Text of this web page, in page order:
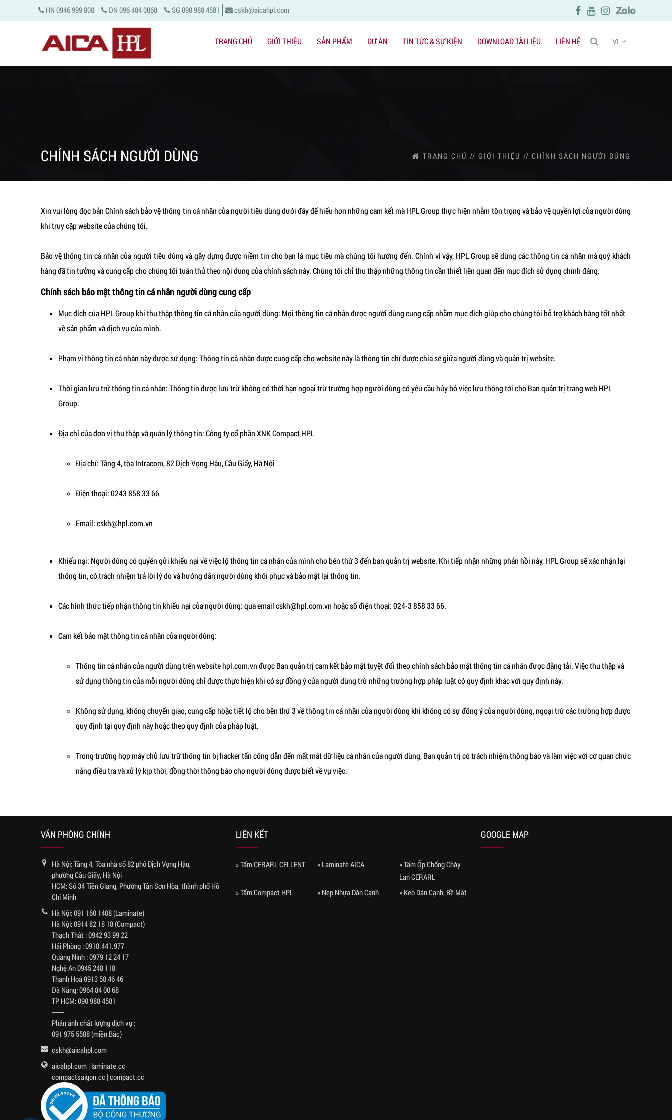
HN 0946 999 808 | ĐN 096 484 0068 | SG 090 988 4581 cskh@aicahpl.com
TRANG CHỦ GIỚI THIỆU SẢN PHẨM DỰ ÁN TIN TỨC & SỰ KIỆN DOWNLOAD TÀI LIỆU LIÊN HỆ VI
CHÍNH SÁCH NGƯỜI DÙNG TRANG CHỦ //GIỚI THIỆU//CHÍNH SÁCH NGƯỜI DÙNG
Xin vui lòng đọc bản Chính sách bảo vệ thông tin cá nhân của người tiêu dùng dưới đây để hiểu hơn những cam kết mà HPL Group thực hiện nhằm tôn trọng và bảo vệ quyền lợi của người dùng
khi truy cập website của chúng tôi.
Bảo vệ thông tin cá nhân của người tiêu dùng và gây dựng được niềm tin cho bạn là mục tiêu mà chúng tôi hướng đến. Chính vì vậy, HPL Group sẽ dùng các thông tin cá nhân mà quý khách
hàng đã tin tưởng và cung cấp cho chúng tôi tuân thủ theo nội dung của chính sách này. Chúng tôi chỉ thu thập những thông tin cần thiết liên quan đến mục đích sử dụng chính đáng.
Chính sách bảo mật thông tin cá nhân người dùng cung cấp
Mục đích của HPL Group khi thu thập thông tin cá nhân của người dùng: Mọi thông tin cá nhân được người dùng cung cấp nhằm mục đích giúp cho chúng tôi hỗ trợ khách hàng tốt nhất
về sản phẩm và dịch vụ của mình.
Phạm vi thông tin cá nhân này được sử dụng: Thông tin cá nhân được cung cấp cho website này là thông tin chỉ được chia sẻ giữa người dùng và quản trị website.
Thời gian lưu trữ thông tin cá nhân: Thông tin được lưu trữ không có thời hạn ngoại trừ trường hợp người dùng có yêu cầu hủy bỏ việc lưu thông tới cho Ban quản trị trang web HPL
Group.
Địa chỉ của đơn vị thu thập và quản lý thông tin: Công ty cổ phần XNK Compact HPL
Địa chỉ: Tầng 4, tòa Intracom, 82 Dịch Vọng Hậu, Cầu Giấy, Hà Nội
Điện thoại: 0243 858 33 66
Email: cskh@hpl.com.vn
Khiếu nại: Người dùng có quyền gửi khiếu nại về việc lộ thông tin cá nhân của mình cho bên thứ 3 đến ban quản trị website. Khi tiếp nhận những phản hồi này, HPL Group sẽ xác nhận lại
thông tin, có trách nhiệm trả lời lý do và hướng dẫn người dùng khôi phục và bảo mật lại thông tin.
Các hình thức tiếp nhận thông tin khiếu nại của người dùng: qua email cskh@hpl.com.vn hoặc số điện thoại: 024-3 858 33 66.
Cam kết bảo mật thông tin cá nhân của người dùng:
Thông tin cá nhân của người dùng trên website hpl.com.vn được Ban quản trị cam kết bảo mật tuyệt đối theo chính sách bảo mật thông tin cá nhân được đăng tải. Việc thu thập và
sử dụng thông tin của mỗi người dùng chỉ được thực hiện khi có sự đồng ý của người dùng trừ những trường hợp pháp luật có quy định khác với quy định này.
Không sử dụng, không chuyển giao, cung cấp hoặc tiết lộ cho bên thứ 3 về thông tin cá nhân của người dùng khi không có sự đồng ý của người dùng, ngoại trừ các trường hợp được
quy định tại quy định này hoặc theo quy định của pháp luật.
Trong trường hợp máy chủ lưu trữ thông tin bị hacker tấn công dẫn đến mất mát dữ liệu cá nhân của người dùng, Ban quản trị có trách nhiệm thông báo và làm việc với cơ quan chức
năng điều tra và xử lý kịp thời, đồng thời thông báo cho người dùng được biết về vụ việc.
VĂN PHÒNG CHÍNH
Hà Nội: Tầng 4, Tòa nhà số 82 phố Dịch Vọng Hậu,
phường Cầu Giấy, Hà Nội
HCM: Số 34 Tiền Giang, Phường Tân Sơn Hòa, thành phố Hồ
Chí Minh
Hà Nội:091 160 1408 (Laminate)
Hà Nội:0914 82 18 18 (Compact)
Thạch Thất :0942 93 99 22
Hải Phòng :0918.441.977
Quảng Ninh :0979 12 24 17
Nghệ An0945 248 118
Thanh Hoá0913 58 46 46
Đà Nẵng:0964 84 00 68
TP HCM:090 988 4581
------
Phản ánh chất lượng dịch vụ :
091 975 5588 (miền Bắc)
cskh@aicahpl.com
aicahpl.com | laminate.cc
compactsaigon.cc |compact.cc
LIÊN KẾT
» Tấm CERARL CELLENT » Laminate AICA
» Tấm Ốp Chống Cháy
Lan CERARL
» Tấm Compact HPL
» Nẹp Nhựa Dán Cạnh » Keo Dán Cạnh, Bề Mặt
GOOGLE MAP